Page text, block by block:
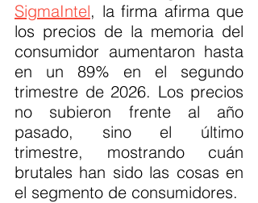
SigmaIntel, la firma afirma que
los precios de la memoria del
consumidor aumentaron hasta
en un 89% en el segundo
trimestre de 2026. Los precios
no subieron frente al año
pasado, sino el último
trimestre, mostrando cuán
brutales han sido las cosas en
el segmento de consumidores.